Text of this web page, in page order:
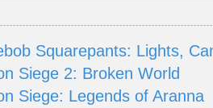
Squarepants: Lights,
Siege 2: Broken World
Siege: Legends of Aranna